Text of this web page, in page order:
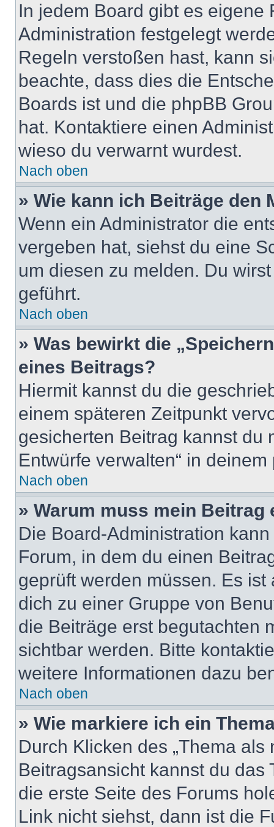
In jedem Board gibt es
Administration festgelegt
Regeln verstoßen hast, kann
beachte, dass dies die
Boards ist und die phpBB
hat. Kontaktiere einen
wieso du verwarnt wurdest.
Nach oben
» Wie kann ich Beiträge den
Wenn ein Administrator die
vergeben hat, siehst du eine
um diesen zu melden. Du
geführt.
Nach oben
» Was bewirkt die
eines Beitrags?
Hiermit kannst du die
einem späteren Zeitpunkt
gesicherten Beitrag kannst du
Entwürfe verwalten“ in
Nach oben
» Warum muss mein
Die Board-Administration
Forum, in dem du einen
geprüft werden müssen. Es
dich zu einer Gruppe von
die Beiträge erst begutachten
sichtbar werden. Bitte
weitere Informationen dazu
Nach oben
» Wie markiere ich ein
Durch Klicken des „Thema
Beitragsansicht kannst du
die erste Seite des Forums
Link nicht siehst, dann ist die